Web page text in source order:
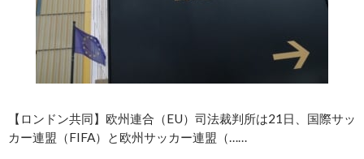
【ロンドン共同】欧州連合（EU）司法裁判所は21日、国際サッ
カー連盟（FIFA）と欧州サッカー連盟（……